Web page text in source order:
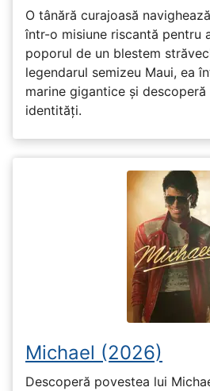
O tânără curajoasă
într-o misiune riscantă pentru
poporul de un blestem
legendarul semizeu Maui, ea
marine gigantice și
identități.
Michael (2026)
Descoperă povestea lui